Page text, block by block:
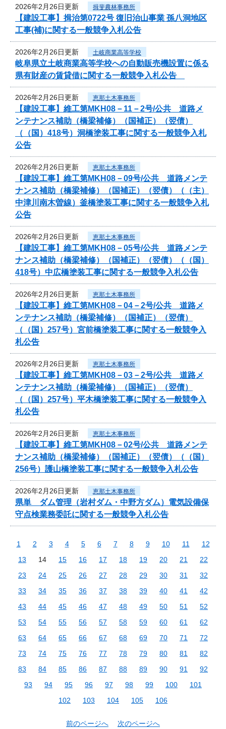
2026年2月26日更新 揖斐農林事務所
【建設工事】揖治第0722号 復旧治山事業 孫八洞地区
工事(補)に関する一般競争入札公告
2026年2月26日更新 土岐商業高等学校
岐阜県立土岐商業高等学校への自動販売機設置に係る
県有財産の賃貸借に関する一般競争入札公告
2026年2月26日更新 恵那土木事務所
【建設工事】維工第MKH08－11－2号/公共 道路メ
ンテナンス補助（橋梁補修）（国補正）（翌債）
（（国）418号）洞橋塗装工事に関する一般競争入札
公告
2026年2月26日更新 恵那土木事務所
【建設工事】維工第MKH08－09号/公共 道路メンテ
ナンス補助（橋梁補修）（国補正）（翌債）（（主）
中津川南木曽線）釜橋塗装工事に関する一般競争入札
公告
2026年2月26日更新 恵那土木事務所
【建設工事】維工第MKH08－05号/公共 道路メンテ
ナンス補助（橋梁補修）（国補正）（翌債）（（国）
418号）中広橋塗装工事に関する一般競争入札公告
2026年2月26日更新 恵那土木事務所
【建設工事】維工第MKH08－04－2号/公共 道路メ
ンテナンス補助（橋梁補修）（国補正）（翌債）
（（国）257号）宮前橋塗装工事に関する一般競争入
札公告
2026年2月26日更新 恵那土木事務所
【建設工事】維工第MKH08－03－2号/公共 道路メ
ンテナンス補助（橋梁補修）（国補正）（翌債）
（（国）257号）平木橋塗装工事に関する一般競争入
札公告
2026年2月26日更新 恵那土木事務所
【建設工事】維工第MKH08－02号/公共 道路メンテ
ナンス補助（橋梁補修）（国補正）（翌債）（（国）
256号）護山橋塗装工事に関する一般競争入札公告
2026年2月26日更新 恵那土木事務所
県単 ダム管理（岩村ダム・中野方ダム）電気設備保
守点検業務委託に関する一般競争入札公告
1 2 3 4 5 6 7 8 9 10 11
12
13
14 15 16 17 18 19 20 21
22
23
24 25 26 27 28 29 30 31
32
33
34 35 36 37 38 39 40 41
42
43
44 45 46 47 48 49 50 51
52
53
54 55 56 57 58 59 60 61
62
63
64 65 66 67 68 69 70 71
72
73
74 75 76 77 78 79 80 81
82
83
84 85 86 87 88 89 90 91
92
93
94 95 96 97 98 99 100
101
102
103 104 105 106
前のページへ 次のページへ